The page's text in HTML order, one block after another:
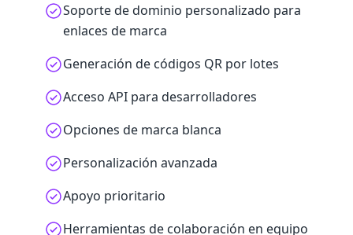
Soporte de dominio personalizado para
enlaces de marca
Generación de códigos QR por lotes
Acceso API para desarrolladores
Opciones de marca blanca
Personalización avanzada
Apoyo prioritario
Herramientas de colaboración en equipo